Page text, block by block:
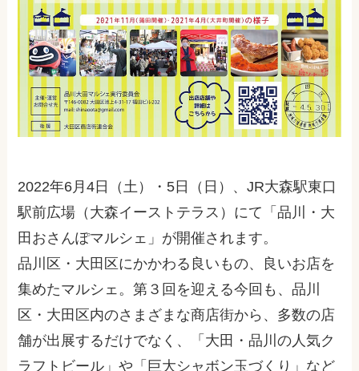
2022年6月4日（土）・5日（日）、JR大森駅東口
駅前広場（大森イーストテラス）にて「品川・大
田おさんぽマルシェ」が開催されます。
品川区・大田区にかかわる良いもの、良いお店を
集めたマルシェ。第３回を迎える今回も、品川
区・大田区内のさまざまな商店街から、多数の店
舗が出展するだけでなく、「大田・品川の人気ク
ラフトビール」や「巨大シャボン玉づくり」など